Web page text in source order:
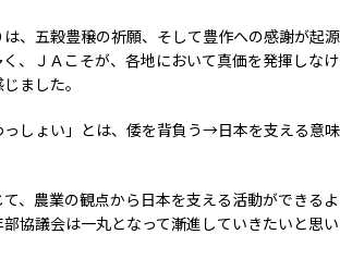
、五穀豊穣の祈願、そして豊作への感謝が起源
、ＪＡこそが、各地において真価を発揮しなけ
ました。
っしょい」とは、倭を背負う→日本を支える意味
、農業の観点から日本を支える活動ができるよ
協議会は一丸となって漸進していきたいと思い